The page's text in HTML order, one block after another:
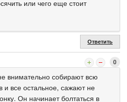
или чего еще стоит
Ответить
0
внимательно собирают всю
и все остальное, сажают не
Он начинает болтаться в